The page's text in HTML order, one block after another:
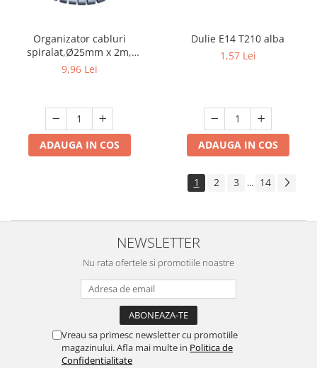
Organizator cabluri
spiralat,Ø25mm x 2m,
gri,protectie birou
9,96 Lei
ADAUGA IN COS
Dulie E14 T210 alba
1,57 Lei
ADAUGA IN COS
1 2 3 ... 14
NEWSLETTER
Nu rata ofertele si promotiile noastre
Vreau sa primesc newsletter cu promotiile
magazinului. Afla mai multe in Politica de
Confidentialitate